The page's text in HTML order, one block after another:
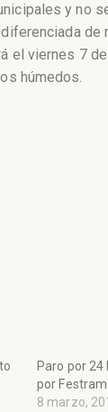
y no
de
el viernes 7
húmedos.
Paro por
por Festram
8 marzo,